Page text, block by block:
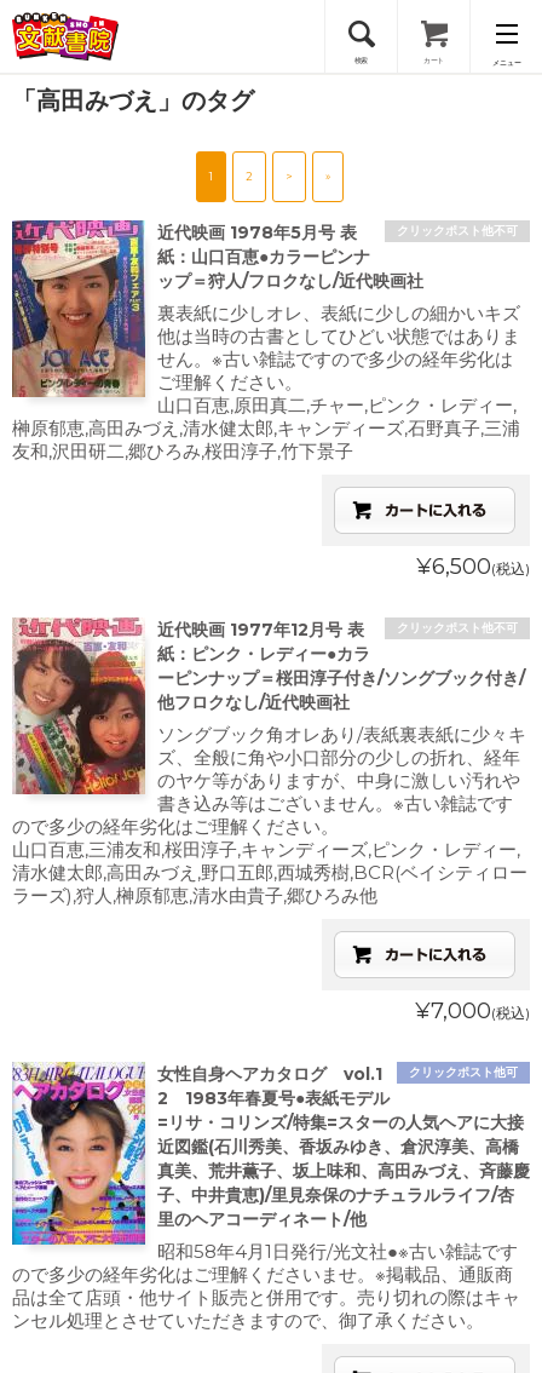
検索 カート メニュー
会員登録
「高田みづえ」のタグ
1 2 > »
クリックポスト他不可
近代映画 1978年5月号 表
紙：山口百恵●カラーピンナ
ップ＝狩人/フロクなし/近代映画社
裏表紙に少しオレ、表紙に少しの細かいキズ
他は当時の古書としてひどい状態ではありま
せん。※古い雑誌ですので多少の経年劣化は
ご理解ください。
山口百恵,原田真二,チャー,ピンク・レディー,
榊原郁恵,高田みづえ,清水健太郎,キャンディーズ,石野真子,三浦
友和,沢田研二,郷ひろみ,桜田淳子,竹下景子
¥6,500(税込)
クリックポスト他不可
近代映画 1977年12月号 表
紙：ピンク・レディー●カラ
ーピンナップ＝桜田淳子付き/ソングブック付き/
他フロクなし/近代映画社
ソングブック角オレあり/表紙裏表紙に少々キ
ズ、全般に角や小口部分の少しの折れ、経年
のヤケ等がありますが、中身に激しい汚れや
書き込み等はございません。※古い雑誌です
ので多少の経年劣化はご理解ください。
山口百恵,三浦友和,桜田淳子,キャンディーズ,ピンク・レディー,
清水健太郎,高田みづえ,野口五郎,西城秀樹,BCR(ベイシティロー
ラーズ),狩人,榊原郁恵,清水由貴子,郷ひろみ他
¥7,000(税込)
クリックポスト他可
女性自身ヘアカタログ vol.1
2 1983年春夏号●表紙モデル
=リサ・コリンズ/特集=スターの人気ヘアに大接
近図鑑(石川秀美、香坂みゆき、倉沢淳美、高橋
真美、荒井薫子、坂上味和、高田みづえ、斉藤慶
子、中井貴恵)/里見奈保のナチュラルライフ/杏
里のヘアコーディネート/他
昭和58年4月1日発行/光文社●※古い雑誌です
ので多少の経年劣化はご理解くださいませ。※掲載品、通販商
品は全て店頭・他サイト販売と併用です。売り切れの際はキャ
ンセル処理とさせていただきますので、御了承ください。